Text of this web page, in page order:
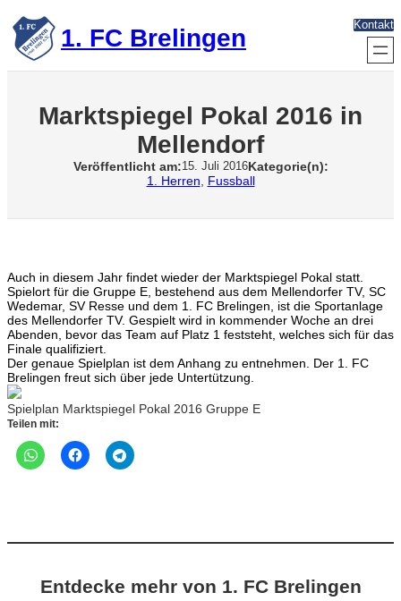
Zum
Inhalt
springen 1. FC Brelingen Kontakt
Marktspiegel Pokal 2016 in
Mellendorf
Veröffentlicht am:15. Juli 2016Kategorie(n):
1. Herren
Fussball
Auch in diesem Jahr findet wieder der Marktspiegel Pokal statt.
Spielort für die Gruppe E, bestehend aus dem Mellendorfer TV, SC
Wedemar, SV Resse und dem 1. FC Brelingen, ist die Sportanlage
des Mellendorfer TV. Gespielt wird in kommender Woche an drei
Abenden, bevor das Team auf Platz 1 feststeht, welches sich für das
Finale qualifiziert.
Der genaue Spielplan ist dem Anhang zu entnehmen. Der 1. FC
Brelingen freut sich über jede Untertützung.
Spielplan Marktspiegel Pokal 2016 Gruppe E
Teilen mit:
Entdecke mehr von 1. FC Brelingen